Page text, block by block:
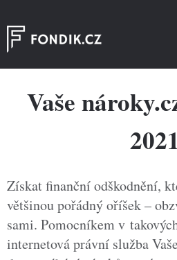
Vaše
Získat finanční odškodnění,
většinou pořádný oříšek –
sami. Pomocníkem v
internetová právní služba